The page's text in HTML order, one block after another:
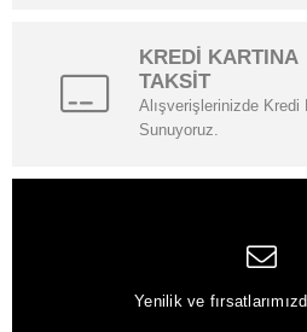
KREDİ KARTINA
TAKSİT
Alışverişlerinizde Kredi
Sunuyoruz.
Yenilik ve